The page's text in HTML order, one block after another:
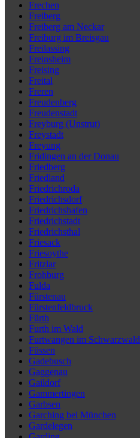
Frechen
Freiberg
Freiberg am Neckar
Freiburg im Breisgau
Freilassing
Freinsheim
Freising
Freital
Freren
Freudenberg
Freudenstadt
Freyburg (Unstrut)
Freystadt
Freyung
Fridingen an der Donau
Friedberg
Friedland
Friedrichroda
Friedrichsdorf
Friedrichshafen
Friedrichstadt
Friedrichsthal
Friesack
Friesoythe
Fritzlar
Frohburg
Fulda
Fürstenau
Fürstenfeldbruck
Fürth
Furth im Wald
Furtwangen im Schwarzwald
Füssen
Gadebusch
Gaggenau
Gaildorf
Gammertingen
Garbsen
Garching bei München
Gardelegen